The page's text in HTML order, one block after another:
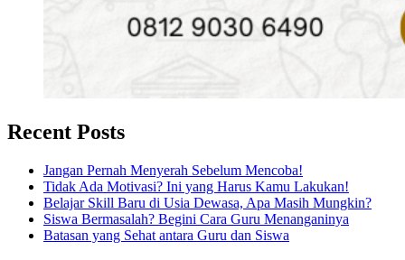
Recent Posts
Jangan Pernah Menyerah Sebelum Mencoba!
Tidak Ada Motivasi? Ini yang Harus Kamu Lakukan!
Belajar Skill Baru di Usia Dewasa, Apa Masih Mungkin?
Siswa Bermasalah? Begini Cara Guru Menanganinya
Batasan yang Sehat antara Guru dan Siswa